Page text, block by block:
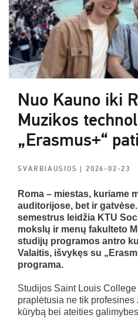
Nuo Kauno iki
Muzikos
„Erasmus+“
SVARBIAUSIOS| 2026-02-23
Roma – miestas, kuriame
auditorijose, bet ir
semestrus leidžia KTU
mokslų ir menų fakulteto
studijų programos antro
Valaitis, išvykęs su
programa.
Studijos Saint Louis
praplėtusia ne tik profesines
kūrybą bei ateities